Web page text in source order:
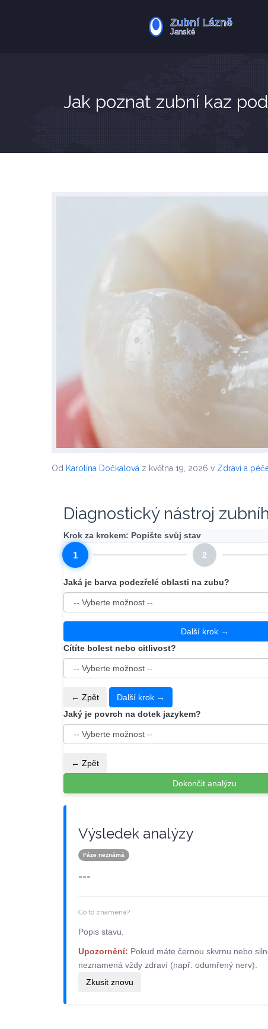
Jak poznat zubní kaz
Od Karolína Dočkalová z května 19, 2026 v Zdraví a
Diagnostický nástroj
Krok za krokem: Popište svůj stav
1 2
Jaká je barva podezřelé oblasti na zubu?
Další krok →
Cítíte bolest nebo citlivost?
← Zpět
Další krok →
Jaký je povrch na dotek jazykem?
← Zpět
Dokončit analýzu
Výsledek analýzy
Fáze neznámá
---
Co to znamená?
Popis stavu.
Upozornění: Pokud máte černou skvrnu nebo
neznamená vždy zdraví (např. odumřený nerv).
Zkusit znovu